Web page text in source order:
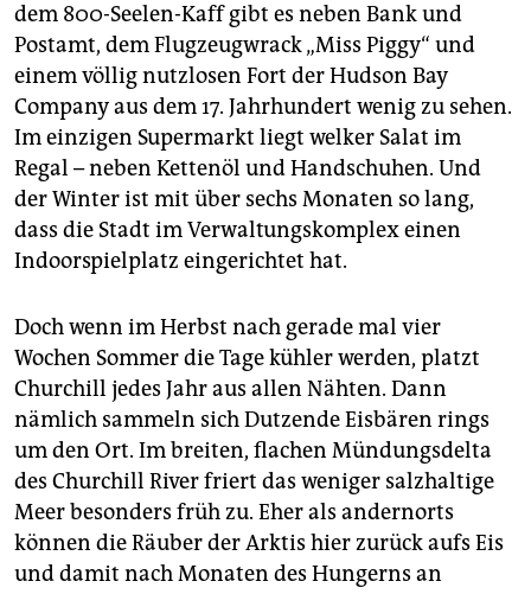
genossenschaft
epaper login
dem 800-Seelen-Kaff gibt es neben Bank und
Postamt, dem Flugzeugwrack „Miss Piggy“ und
einem völlig nutzlosen Fort der Hudson Bay
Company aus dem 17. Jahrhundert wenig zu sehen.
Im einzigen Supermarkt liegt welker Salat im
Regal – neben Kettenöl und Handschuhen. Und
der Winter ist mit über sechs Monaten so lang,
dass die Stadt im Verwaltungskomplex einen
Indoorspielplatz eingerichtet hat.
Doch wenn im Herbst nach gerade mal vier
Wochen Sommer die Tage kühler werden, platzt
Churchill jedes Jahr aus allen Nähten. Dann
nämlich sammeln sich Dutzende Eisbären rings
um den Ort. Im breiten, flachen Mündungsdelta
des Churchill River friert das weniger salzhaltige
Meer besonders früh zu. Eher als andernorts
können die Räuber der Arktis hier zurück aufs Eis
und damit nach Monaten des Hungerns an